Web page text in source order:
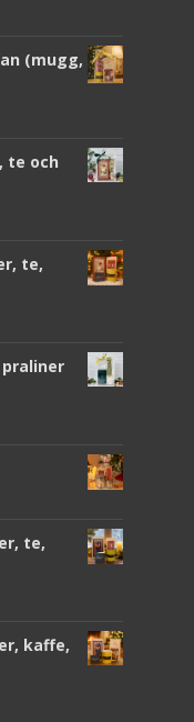
(mugg,
te och
te,
te,
kaffe,